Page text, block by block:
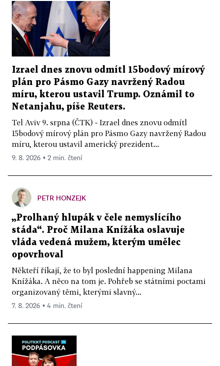
Izrael dnes znovu odmítl 15bodový mírový
plán pro Pásmo Gazy navržený Radou
míru, kterou ustavil Trump. Oznámil to
Netanjahu, píše Reuters.
Tel Aviv 9. srpna (ČTK) - Izrael dnes znovu odmítl
15bodový mírový plán pro Pásmo Gazy navržený Radou
míru, kterou ustavil americký prezident...
9. 8. 2026 ▪ 2 min. čtení
PETR HONZEJK
„Prolhaný hlupák v čele nemyslícího
stáda“. Proč Milana Knížáka oslavuje
vláda vedená mužem, kterým umělec
opovrhoval
Někteří říkají, že to byl poslední happening Milana
Knížáka. A něco na tom je. Pohřeb se státními poctami
organizovaný těmi, kterými slavný...
7. 8. 2026 ▪ 4 min. čtení